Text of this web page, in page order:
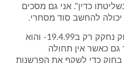
כדין". אני גם מסכים
להחשב סוד מסחרי.
אינני מתעלם מכך שהחוק נחקק רק ב19.4.99- והוא
גם כאשר אין תחולה
בחוק כדי לשקף את הפרשנות